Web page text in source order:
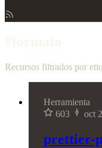
Recursos filtrados por
Herramienta
603
oct
prettier-